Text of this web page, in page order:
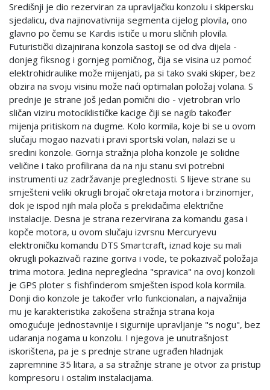
Središnji je dio rezerviran za upravljačku konzolu i skipersku
sjedalicu, dva najinovativnija segmenta cijelog plovila, ono
glavno po čemu se Kardis ističe u moru sličnih plovila.
Futuristički dizajnirana konzola sastoji se od dva dijela -
donjeg fiksnog i gornjeg pomičnog, čija se visina uz pomoć
elektrohidraulike može mijenjati, pa si tako svaki skiper, bez
obzira na svoju visinu može naći optimalan položaj volana. S
prednje je strane još jedan pomični dio - vjetrobran vrlo
sličan viziru motociklističke kacige čiji se nagib također
mijenja pritiskom na dugme. Kolo kormila, koje bi se u ovom
slučaju mogao nazvati i pravi sportski volan, nalazi se u
sredini konzole. Gornja stražnja ploha konzole je solidne
veličine i tako profilirana da na nju stanu svi potrebni
instrumenti uz zadržavanje preglednosti. S lijeve strane su
smješteni veliki okrugli brojač okretaja motora i brzinomjer,
dok je ispod njih mala ploča s prekidačima električne
instalacije. Desna je strana rezervirana za komandu gasa i
kopče motora, u ovom slučaju izvrsnu Mercuryevu
elektroničku komandu DTS Smartcraft, iznad koje su mali
okrugli pokazivači razine goriva i vode, te pokazivač položaja
trima motora. Jedina nepregledna "spravica" na ovoj konzoli
je GPS ploter s fishfinderom smješten ispod kola kormila.
Donji dio konzole je također vrlo funkcionalan, a najvažnija
mu je karakteristika zakošena stražnja strana koja
omogućuje jednostavnije i sigurnije upravljanje "s nogu", bez
udaranja nogama u konzolu. I njegova je unutrašnjost
iskorištena, pa je s prednje strane ugrađen hladnjak
zapremnine 35 litara, a sa stražnje strane je otvor za pristup
kompresoru i ostalim instalacijama.